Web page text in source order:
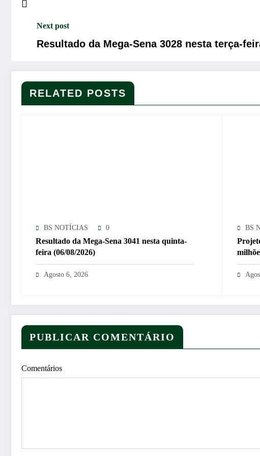
Next post
Resultado da Mega-Sena 3028 nesta terça-
RELATED POSTS
BS NOTÍCIAS 0
Resultado da Mega-Sena 3041 nesta quinta-
feira (06/08/2026)
Agosto 6, 2026
BS
PUBLICAR COMENTÁRIO
Comentários